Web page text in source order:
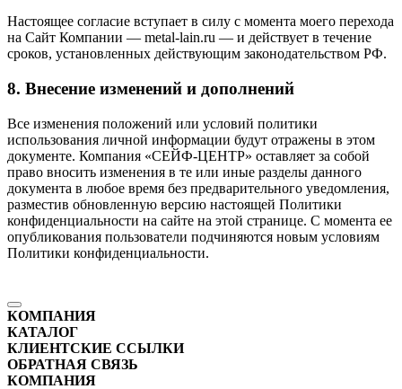
Настоящее согласие вступает в силу с момента моего перехода
на Сайт Компании — metal-lain.ru — и действует в течение
сроков, установленных действующим законодательством РФ.
8. Внесение изменений и дополнений
Все изменения положений или условий политики
использования личной информации будут отражены в этом
документе. Компания «СЕЙФ-ЦЕНТР» оставляет за собой
право вносить изменения в те или иные разделы данного
документа в любое время без предварительного уведомления,
разместив обновленную версию настоящей Политики
конфиденциальности на сайте на этой странице. С момента ее
опубликования пользователи подчиняются новым условиям
Политики конфиденциальности.
КОМПАНИЯ
КАТАЛОГ
КЛИЕНТСКИЕ ССЫЛКИ
ОБРАТНАЯ СВЯЗЬ
КОМПАНИЯ